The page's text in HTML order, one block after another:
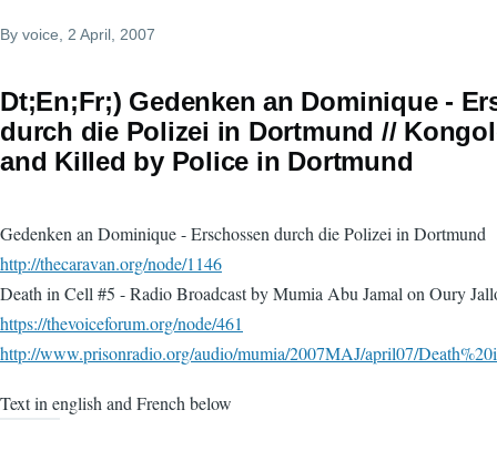
By voice , 2 April, 2007
Dt;En;Fr;) Gedenken an Dominique -
durch die Polizei in Dortmund //
and Killed by Police in Dortmund
Gedenken an Dominique - Erschossen durch die Polizei in Dortmund
http://thecaravan.org/node/1146
Death in Cell #5 - Radio Broadcast by Mumia Abu Jamal on Oury
https://thevoiceforum.org/node/461
http://www.prisonradio.org/audio/mumia/2007MAJ/april07/
Text in english and French below